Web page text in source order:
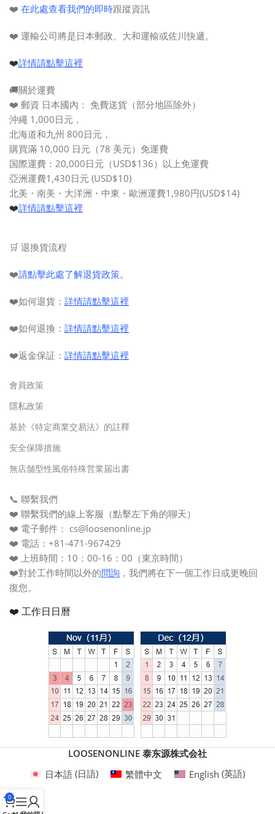
❤️ 在此處查看我們的即時跟蹤資訊
❤️ 運輸公司將是日本郵政、大和運輸或佐川快遞。
❤️詳情請點擊這裡
🚚關於運費
❤️ 郵資 日本國內： 免費送貨（部分地區除外）
沖繩 1,000日元，
北海道和九州 800日元，
購買滿 10,000 日元（78 美元） 免運費
国際運費：20,000日元（USD$136）以上免運費
亞洲運費1,430日元 (USD$10)
北美・南美・大洋洲・中東・歐洲運費1,980円(USD$14)
❤️詳情請點擊這裡
🛒 退換貨流程
❤️請點擊此處了解退貨政策。
❤️如何退貨： 詳情請點擊這裡
❤️如何退換： 詳情請點擊這裡
❤️返金保証 ： 詳情請點擊這裡
會員政策
隱私政策
基於《特定商業交易法》的註釋
安全保障措施
無店舗型性風俗特殊営業届出書
📞 聯繫我們
❤️ 聯繫我們的線上客服（點擊左下角的聊天）
❤️ 電子郵件： cs@loosenonline.jp
❤️ 電話：+81-471-967429
❤️ 上班時間：10：00-16：00（東京時間）
❤️對於工作時間以外的問詢 ，我們將在下一個工作日或更晚回
復您。
❤️ 工作日日曆
LOOSENONLINE 泰东源株式会社
0
日本語 (日語) 繁體中文 English (英語)